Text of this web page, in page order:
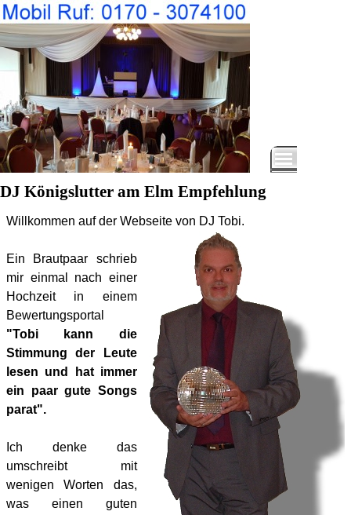
DJ Königslutter am Elm Empfehlung
Willkommen auf der Webseite von DJ Tobi.
Ein Brautpaar schrieb
mir einmal nach einer
Hochzeit in einem
Bewertungsportal
"Tobi kann die
Stimmung der Leute
lesen und hat immer
ein paar gute Songs
parat".
Ich denke das
umschreibt mit
wenigen Worten das,
was einen guten